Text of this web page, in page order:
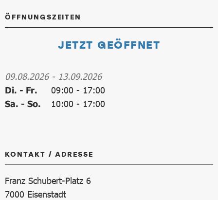
ÖFFNUNGSZEITEN
JETZT GEÖFFNET
09.08.2026- 13.09.2026
Di. - Fr.
09:00 - 17:00
Sa. - So.
10:00 - 17:00
KONTAKT / ADRESSE
Franz Schubert-Platz 6
7000 Eisenstadt